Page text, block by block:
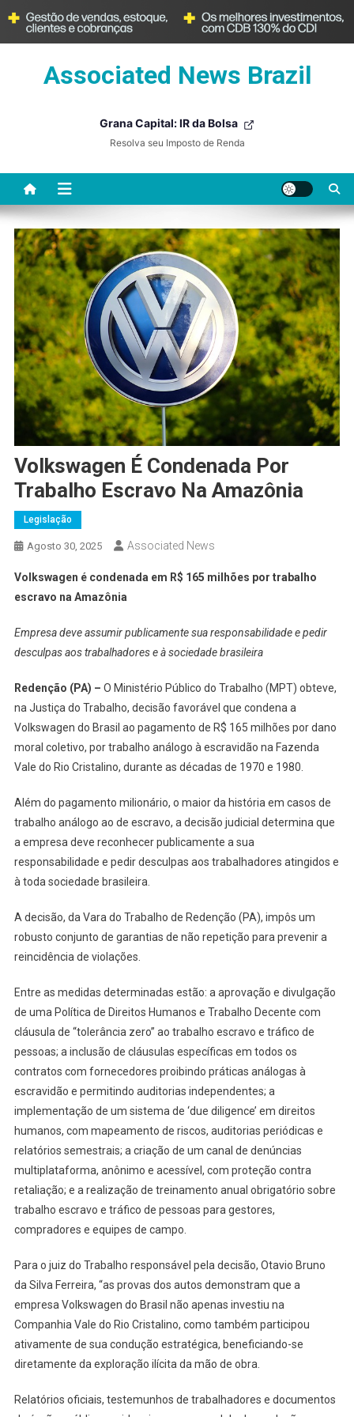
Associated News Brazil
Grana Capital: IR da Bolsa
Resolva seu Imposto de Renda
Volkswagen É Condenada Por
Trabalho Escravo Na Amazônia
Legislação
Agosto 30, 2025 Associated News
Volkswagen é condenada em R$ 165 milhões por trabalho
escravo na Amazônia
Empresa deve assumir publicamente sua responsabilidade e pedir
desculpas aos trabalhadores e à sociedade brasileira
Redenção (PA) – O Ministério Público do Trabalho (MPT) obteve,
na Justiça do Trabalho, decisão favorável que condena a
Volkswagen do Brasil ao pagamento de R$ 165 milhões por dano
moral coletivo, por trabalho análogo à escravidão na Fazenda
Vale do Rio Cristalino, durante as décadas de 1970 e 1980.
Além do pagamento milionário, o maior da história em casos de
trabalho análogo ao de escravo, a decisão judicial determina que
a empresa deve reconhecer publicamente a sua
responsabilidade e pedir desculpas aos trabalhadores atingidos e
à toda sociedade brasileira.
A decisão, da Vara do Trabalho de Redenção (PA), impôs um
robusto conjunto de garantias de não repetição para prevenir a
reincidência de violações.
Entre as medidas determinadas estão: a aprovação e divulgação
de uma Política de Direitos Humanos e Trabalho Decente com
cláusula de “tolerância zero” ao trabalho escravo e tráfico de
pessoas; a inclusão de cláusulas específicas em todos os
contratos com fornecedores proibindo práticas análogas à
escravidão e permitindo auditorias independentes; a
implementação de um sistema de ‘due diligence’ em direitos
humanos, com mapeamento de riscos, auditorias periódicas e
relatórios semestrais; a criação de um canal de denúncias
multiplataforma, anônimo e acessível, com proteção contra
retaliação; e a realização de treinamento anual obrigatório sobre
trabalho escravo e tráfico de pessoas para gestores,
compradores e equipes de campo.
Para o juiz do Trabalho responsável pela decisão, Otavio Bruno
da Silva Ferreira, “as provas dos autos demonstram que a
empresa Volkswagen do Brasil não apenas investiu na
Companhia Vale do Rio Cristalino, como também participou
ativamente de sua condução estratégica, beneficiando-se
diretamente da exploração ilícita da mão de obra.
Relatórios oficiais, testemunhos de trabalhadores e documentos